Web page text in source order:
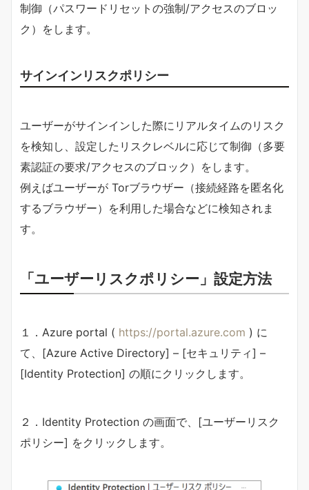
制御（パスワードリセットの強制/アクセスのブロッ
ク）をします。
サインインリスクポリシー
ユーザーがサインインした際にリアルタイムのリスク
を検知し、設定したリスクレベルに応じて制御（多要
素認証の要求/アクセスのブロック）をします。
例えばユーザーが Torブラウザー（接続経路を匿名化
するブラウザー）を利用した場合などに検知されま
す。
「ユーザーリスクポリシー」設定方法
１．Azure portal ( https://portal.azure.com ) に
て、[Azure Active Directory] – [セキュリティ] –
[Identity Protection] の順にクリックします。
２．Identity Protection の画面で、[ユーザーリスク
ポリシー] をクリックします。